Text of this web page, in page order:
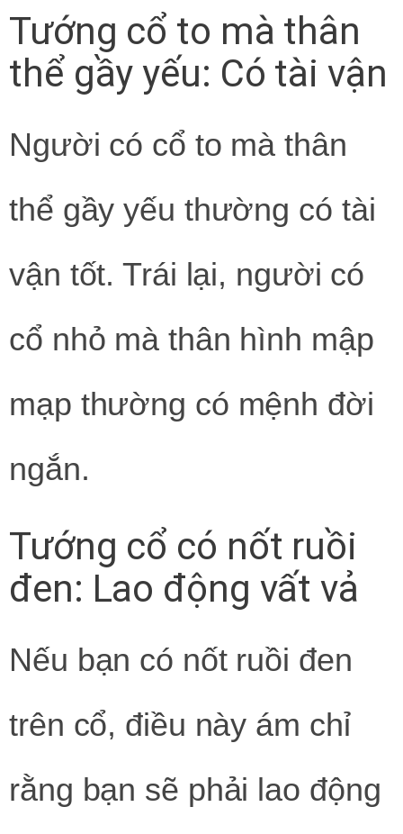
Tướng cổ to mà thân
thể gầy yếu: Có tài vận
Người có cổ to mà thân
thể gầy yếu thường có tài
vận tốt. Trái lại, người có
cổ nhỏ mà thân hình mập
mạp thường có mệnh đời
ngắn.
Tướng cổ có nốt ruồi
đen: Lao động vất vả
Nếu bạn có nốt ruồi đen
trên cổ, điều này ám chỉ
rằng bạn sẽ phải lao động